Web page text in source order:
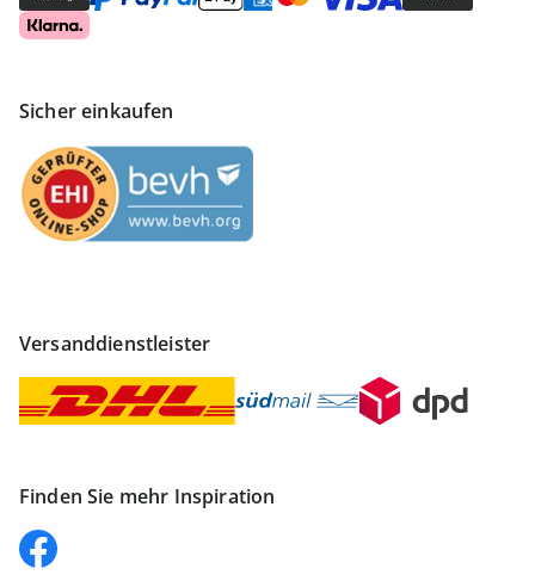
Sicher einkaufen
Versanddienstleister
Finden Sie mehr Inspiration